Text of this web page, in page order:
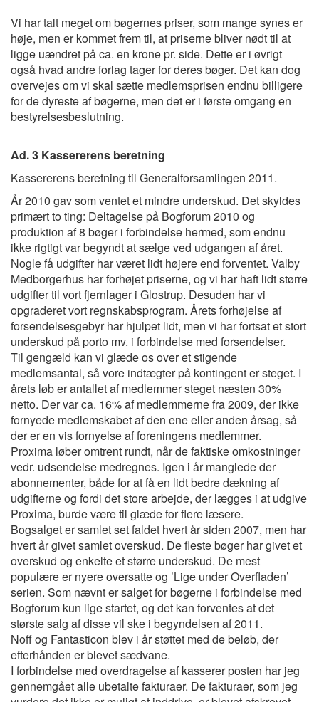
Vi har talt meget om bøgernes priser, som mange synes er
høje, men er kommet frem til, at priserne bliver nødt til at
ligge uændret på ca. en krone pr. side. Dette er i øvrigt
også hvad andre forlag tager for deres bøger. Det kan dog
overvejes om vi skal sætte medlemsprisen endnu billigere
for de dyreste af bøgerne, men det er i første omgang en
bestyrelsesbeslutning.
Ad. 3 Kassererens beretning
Kassererens beretning til Generalforsamlingen 2011.
År 2010 gav som ventet et mindre underskud. Det skyldes
primært to ting: Deltagelse på Bogforum 2010 og
produktion af 8 bøger i forbindelse hermed, som endnu
ikke rigtigt var begyndt at sælge ved udgangen af året.
Nogle få udgifter har været lidt højere end forventet. Valby
Medborgerhus har forhøjet priserne, og vi har haft lidt større
udgifter til vort fjernlager i Glostrup. Desuden har vi
opgraderet vort regnskabsprogram. Årets forhøjelse af
forsendelsesgebyr har hjulpet lidt, men vi har fortsat et stort
underskud på porto mv. i forbindelse med forsendelser.
Til gengæld kan vi glæde os over et stigende
medlemsantal, så vore indtægter på kontingent er steget. I
årets løb er antallet af medlemmer steget næsten 30%
netto. Der var ca. 16% af medlemmerne fra 2009, der ikke
fornyede medlemskabet af den ene eller anden årsag, så
der er en vis fornyelse af foreningens medlemmer.
Proxima løber omtrent rundt, når de faktiske omkostninger
vedr. udsendelse medregnes. Igen i år manglede der
abonnementer, både for at få en lidt bedre dækning af
udgifterne og fordi det store arbejde, der lægges i at udgive
Proxima, burde være til glæde for flere læsere.
Bogsalget er samlet set faldet hvert år siden 2007, men har
hvert år givet samlet overskud. De fleste bøger har givet et
overskud og enkelte et større underskud. De mest
populære er nyere oversatte og ’Lige under Overfladen’
serien. Som nævnt er salget for bøgerne i forbindelse med
Bogforum kun lige startet, og det kan forventes at det
største salg af disse vil ske i begyndelsen af 2011.
Noff og Fantasticon blev i år støttet med de beløb, der
efterhånden er blevet sædvane.
I forbindelse med overdragelse af kasserer posten har jeg
gennemgået alle ubetalte fakturaer. De fakturaer, som jeg